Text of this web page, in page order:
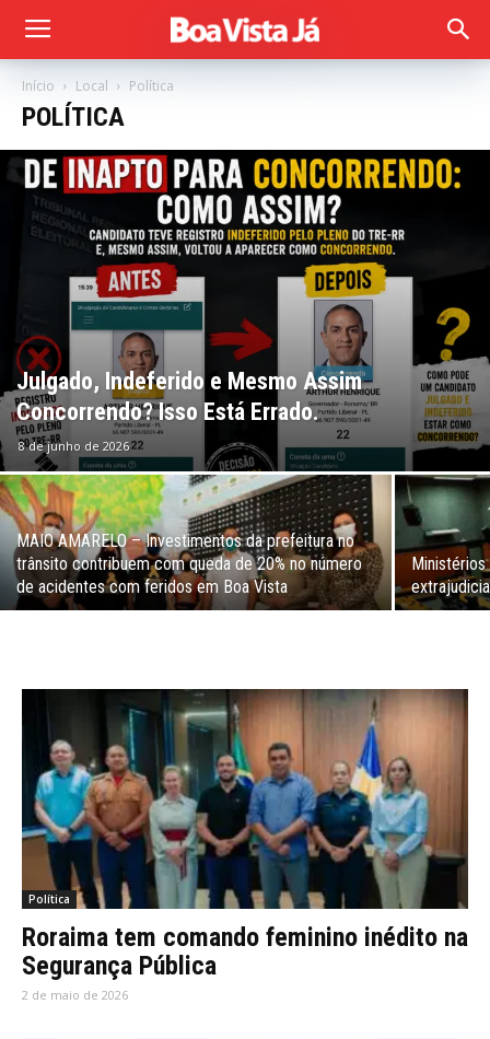
Início Local Política
POLÍTICA
Julgado, Indeferido e Mesmo Assim
Concorrendo? Isso Está Errado.
8 de junho de 2026
MAIO AMARELO – Investimentos da prefeitura no
trânsito contribuem com queda de 20% no número
de acidentes com feridos em Boa Vista
Política
Roraima tem comando feminino inédito na
Segurança Pública
2 de maio de 2026